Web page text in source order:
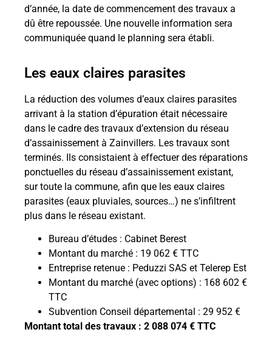
d’année, la date de commencement des travaux a
dû être repoussée. Une nouvelle information sera
communiquée quand le planning sera établi.
Les eaux claires parasites
La réduction des volumes d’eaux claires parasites
arrivant à la station d’épuration était nécessaire
dans le cadre des travaux d’extension du réseau
d’assainissement à Zainvillers. Les travaux sont
terminés. Ils consistaient à effectuer des réparations
ponctuelles du réseau d’assainissement existant,
sur toute la commune, afin que les eaux claires
parasites (eaux pluviales, sources…) ne s’infiltrent
plus dans le réseau existant.
Bureau d’études : Cabinet Berest
Montant du marché : 19 062 € TTC
Entreprise retenue : Peduzzi SAS et Telerep Est
Montant du marché (avec options) : 168 602 €
TTC
Subvention Conseil départemental : 29 952 €
Montant total des travaux : 2 088 074 € TTC